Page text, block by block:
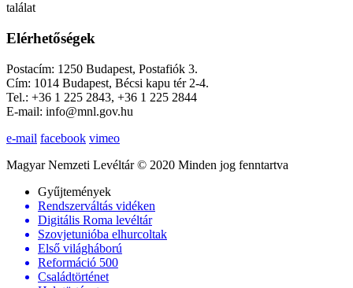
találat
Elérhetőségek
Postacím: 1250 Budapest, Postafiók 3.
Cím: 1014 Budapest, Bécsi kapu tér 2-4.
Tel.: +36 1 225 2843, +36 1 225 2844
E-mail: info@mnl.gov.hu
e-mail facebook vimeo
Magyar Nemzeti Levéltár © 2020 Minden jog fenntartva
Gyűjtemények
Rendszerváltás vidéken
Digitális Roma levéltár
Szovjetunióba elhurcoltak
Első világháború
Reformáció 500
Családtörténet